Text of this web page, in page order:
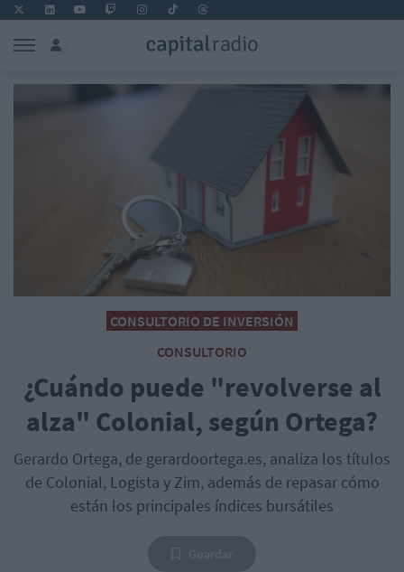
CONSULTORIO DE INVERSIÓN
CONSULTORIO
¿Cuándo puede "revolverse al
alza" Colonial, según Ortega?
Gerardo Ortega, de gerardoortega.es, analiza los títulos
de Colonial, Logista y Zim, además de repasar cómo
están los principales índices bursátiles